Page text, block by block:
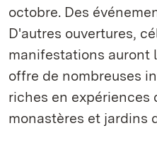
octobre. Des
D'autres ouvertures,
manifestations auront
offre de nombreuses
riches en expériences
monastères et jardins